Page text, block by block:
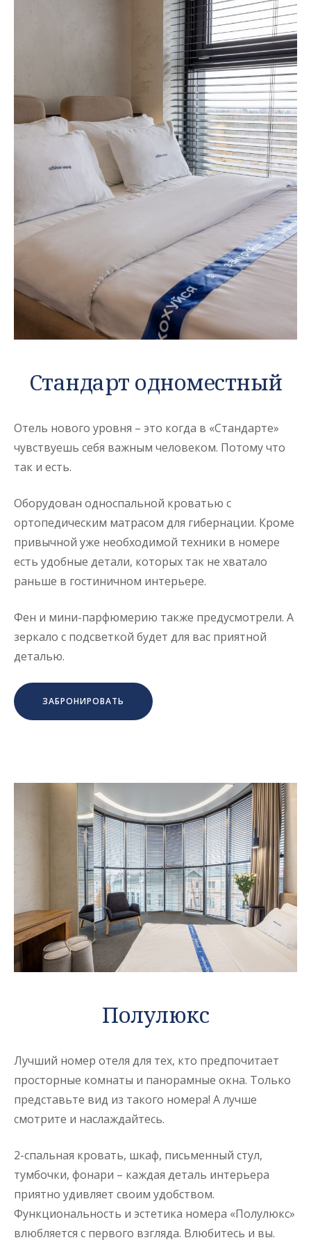
Стандарт одноместный
Отель нового уровня – это когда в «Стандарте»
чувствуешь себя важным человеком. Потому что
так и есть.
Оборудован односпальной кроватью с
ортопедическим матрасом для гибернации. Кроме
привычной уже необходимой техники в номере
есть удобные детали, которых так не хватало
раньше в гостиничном интерьере.
Фен и мини-парфюмерию также предусмотрели. А
зеркало с подсветкой будет для вас приятной
деталью.
ЗАБРОНИРОВАТЬ
Полулюкс
Лучший номер отеля для тех, кто предпочитает
просторные комнаты и панорамные окна. Только
представьте вид из такого номера! А лучше
смотрите и наслаждайтесь.
2-спальная кровать, шкаф, письменный стул,
тумбочки, фонари – каждая деталь интерьера
приятно удивляет своим удобством.
Функциональность и эстетика номера «Полулюкс»
влюбляется с первого взгляда. Влюбитесь и вы.